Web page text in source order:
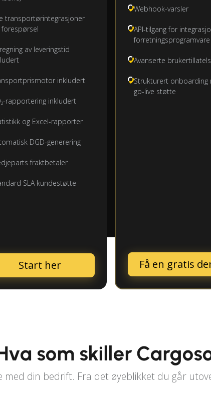
transportørintegrasjoner
forespørsel
av leveringstid
inkludert
rapportering inkludert
og Excel-rapporter
DGD-generering
fraktbetaler
SLA kundestøtte
Start her
Webhook-varsler
API-tilgang for
forretningsprogramvare
Avanserte
Strukturert onboarding
go-live støtte
Få en gratis
som skiller
med din bedrift. Fra det øyeblikket du går